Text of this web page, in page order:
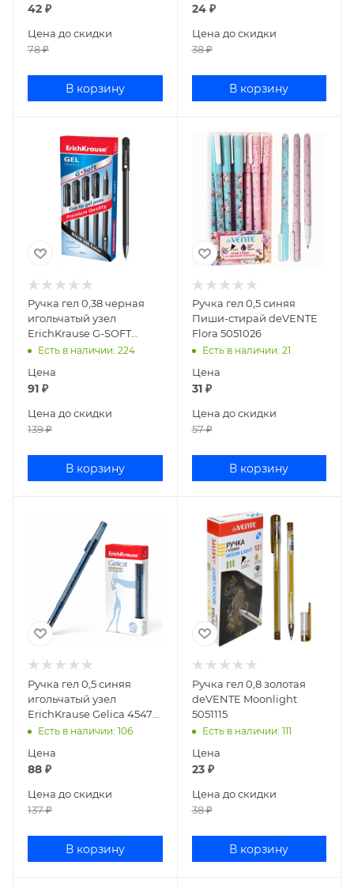
42 ₽
Цена до скидки
78₽
В корзину
24₽
Цена до скидки
38₽
В корзину
Ручка гел 0,38 черная
игольчатый узел
ErichKrause G-SOFT
39207
Есть в наличии: 224
Цена
91 ₽
Цена до скидки
139₽
В корзину
Ручка гел 0,5 синяя
Пиши-стирай deVENTE
Flora 5051026
Есть в наличии: 21
Цена
31₽
Цена до скидки
57₽
В корзину
Ручка гел 0,5 синяя
игольчатый узел
ErichKrause Gelica 45471
(12)Есть в наличии: 106
Цена
88 ₽
Цена до скидки
137₽
В корзину
Ручка гел 0,8 золотая
deVENTE Moonlight
5051115
Есть в наличии: 111
Цена
23₽
Цена до скидки
38₽
В корзину